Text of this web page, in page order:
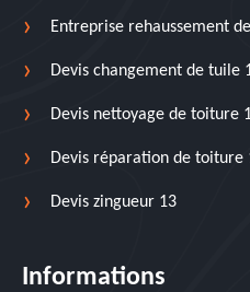
Entreprise rehaussement
Devis changement de tuile
Devis nettoyage de toiture
Devis réparation de toiture
Devis zingueur 13
Informations